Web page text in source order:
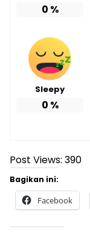
0 %
Sleepy
0 %
Post Views: 390
Bagikan ini:
Facebook